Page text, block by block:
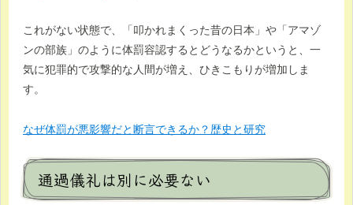
これがない状態で、「叩かれまくった昔の日本」や「アマゾ
ンの部族」のように体罰容認するとどうなるかというと、一
気に犯罪的で攻撃的な人間が増え、ひきこもりが増加しま
す。
なぜ体罰が悪影響だと断言できるか？歴史と研究
通過儀礼は別に必要ない